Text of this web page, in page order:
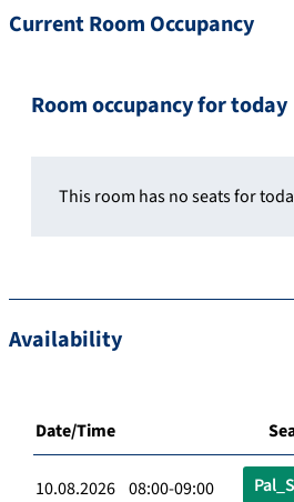
Current Room Occupancy
Room occupancy for today
This room has no seats for
Availability
Date/Time
10.08.2026 08:00-09:00